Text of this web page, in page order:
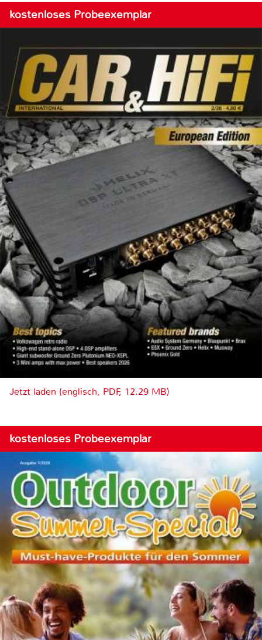
kostenloses Probeexemplar
Jetzt laden (englisch, PDF, 12.29 MB)
kostenloses Probeexemplar